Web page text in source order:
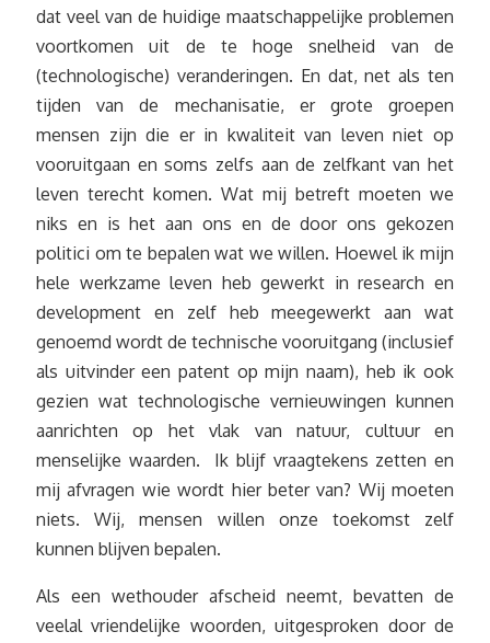
dat veel van de huidige maatschappelijke problemen
voortkomen uit de te hoge snelheid van de
(technologische) veranderingen. En dat, net als ten
tijden van de mechanisatie, er grote groepen
mensen zijn die er in kwaliteit van leven niet op
vooruitgaan en soms zelfs aan de zelfkant van het
leven terecht komen. Wat mij betreft moeten we
niks en is het aan ons en de door ons gekozen
politici om te bepalen wat we willen. Hoewel ik mijn
hele werkzame leven heb gewerkt in research en
development en zelf heb meegewerkt aan wat
genoemd wordt de technische vooruitgang (inclusief
als uitvinder een patent op mijn naam), heb ik ook
gezien wat technologische vernieuwingen kunnen
aanrichten op het vlak van natuur, cultuur en
menselijke waarden. Ik blijf vraagtekens zetten en
mij afvragen wie wordt hier beter van? Wij moeten
niets. Wij, mensen willen onze toekomst zelf
kunnen blijven bepalen.
Als een wethouder afscheid neemt, bevatten de
veelal vriendelijke woorden, uitgesproken door de